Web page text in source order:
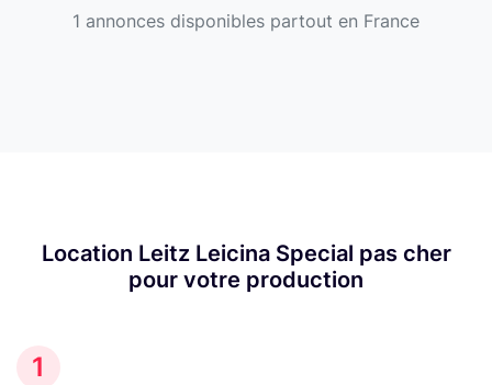
1 annonces disponibles partout en France
Location Leitz Leicina Special pas cher
pour votre production
1